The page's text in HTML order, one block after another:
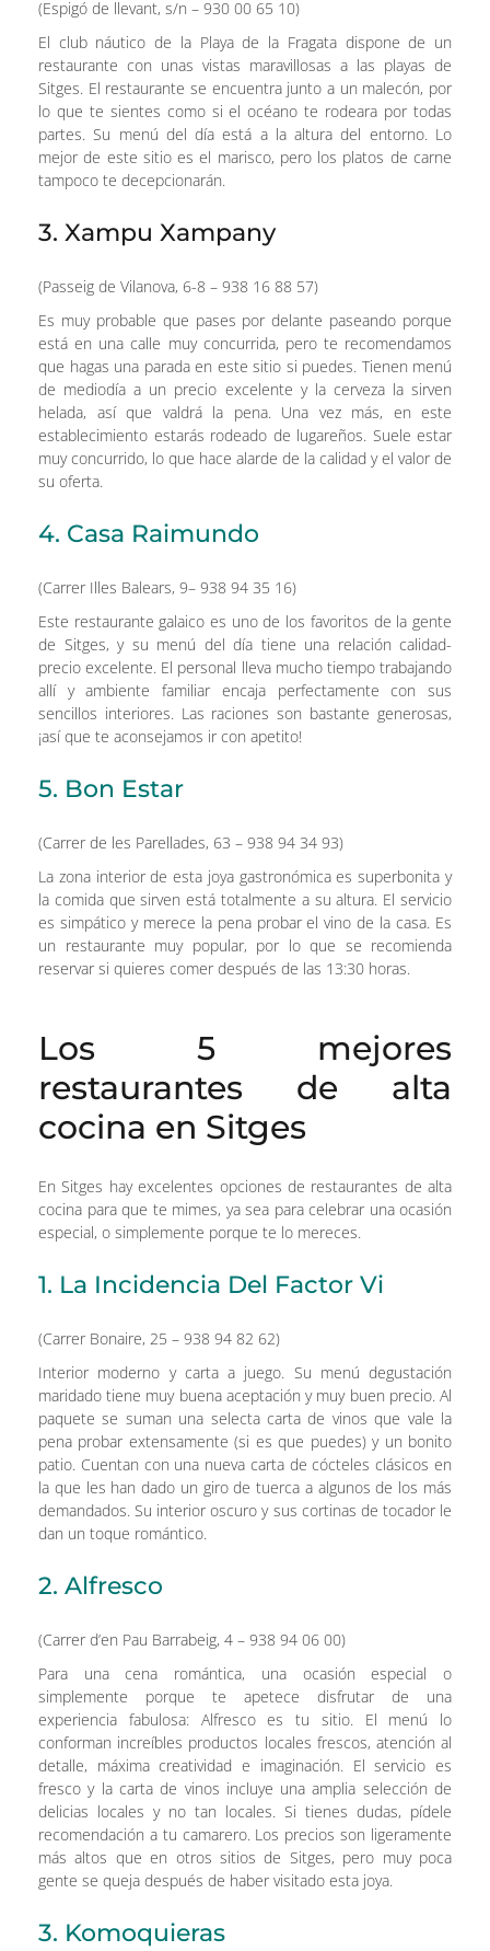
(Espigó de llevant, s/n – 930 00 65 10)
El club náutico de la Playa de la Fragata dispone de un
restaurante con unas vistas maravillosas a las playas de
Sitges. El restaurante se encuentra junto a un malecón, por
lo que te sientes como si el océano te rodeara por todas
partes. Su menú del día está a la altura del entorno. Lo
mejor de este sitio es el marisco, pero los platos de carne
tampoco te decepcionarán.
3. Xampu Xampany
(Passeig de Vilanova, 6-8 – 938 16 88 57)
Es muy probable que pases por delante paseando porque
está en una calle muy concurrida, pero te recomendamos
que hagas una parada en este sitio si puedes. Tienen menú
de mediodía a un precio excelente y la cerveza la sirven
helada, así que valdrá la pena. Una vez más, en este
establecimiento estarás rodeado de lugareños. Suele estar
muy concurrido, lo que hace alarde de la calidad y el valor de
su oferta.
4. Casa Raimundo
(Carrer Illes Balears, 9– 938 94 35 16)
Este restaurante galaico es uno de los favoritos de la gente
de Sitges, y su menú del día tiene una relación calidad-
precio excelente. El personal lleva mucho tiempo trabajando
allí y ambiente familiar encaja perfectamente con sus
sencillos interiores. Las raciones son bastante generosas,
¡así que te aconsejamos ir con apetito!
5. Bon Estar
(Carrer de les Parellades, 63 – 938 94 34 93)
La zona interior de esta joya gastronómica es superbonita y
la comida que sirven está totalmente a su altura. El servicio
es simpático y merece la pena probar el vino de la casa. Es
un restaurante muy popular, por lo que se recomienda
reservar si quieres comer después de las 13:30 horas.
Los 5 mejores
restaurantes de alta
cocina en Sitges
En Sitges hay excelentes opciones de restaurantes de alta
cocina para que te mimes, ya sea para celebrar una ocasión
especial, o simplemente porque te lo mereces.
1. La Incidencia Del Factor Vi
(Carrer Bonaire, 25 – 938 94 82 62)
Interior moderno y carta a juego. Su menú degustación
maridado tiene muy buena aceptación y muy buen precio. Al
paquete se suman una selecta carta de vinos que vale la
pena probar extensamente (si es que puedes) y un bonito
patio. Cuentan con una nueva carta de cócteles clásicos en
la que les han dado un giro de tuerca a algunos de los más
demandados. Su interior oscuro y sus cortinas de tocador le
dan un toque romántico.
2. Alfresco
(Carrer d’en Pau Barrabeig, 4 – 938 94 06 00)
Para una cena romántica, una ocasión especial o
simplemente porque te apetece disfrutar de una
experiencia fabulosa: Alfresco es tu sitio. El menú lo
conforman increíbles productos locales frescos, atención al
detalle, máxima creatividad e imaginación. El servicio es
fresco y la carta de vinos incluye una amplia selección de
delicias locales y no tan locales. Si tienes dudas, pídele
recomendación a tu camarero. Los precios son ligeramente
más altos que en otros sitios de Sitges, pero muy poca
gente se queja después de haber visitado esta joya.
3. Komoquieras